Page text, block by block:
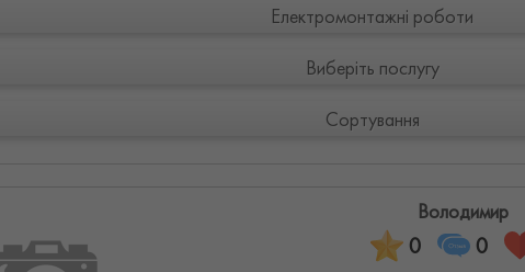
Електромонтажні роботи
Виберіть послугу
Сортування
Володимир
0 0